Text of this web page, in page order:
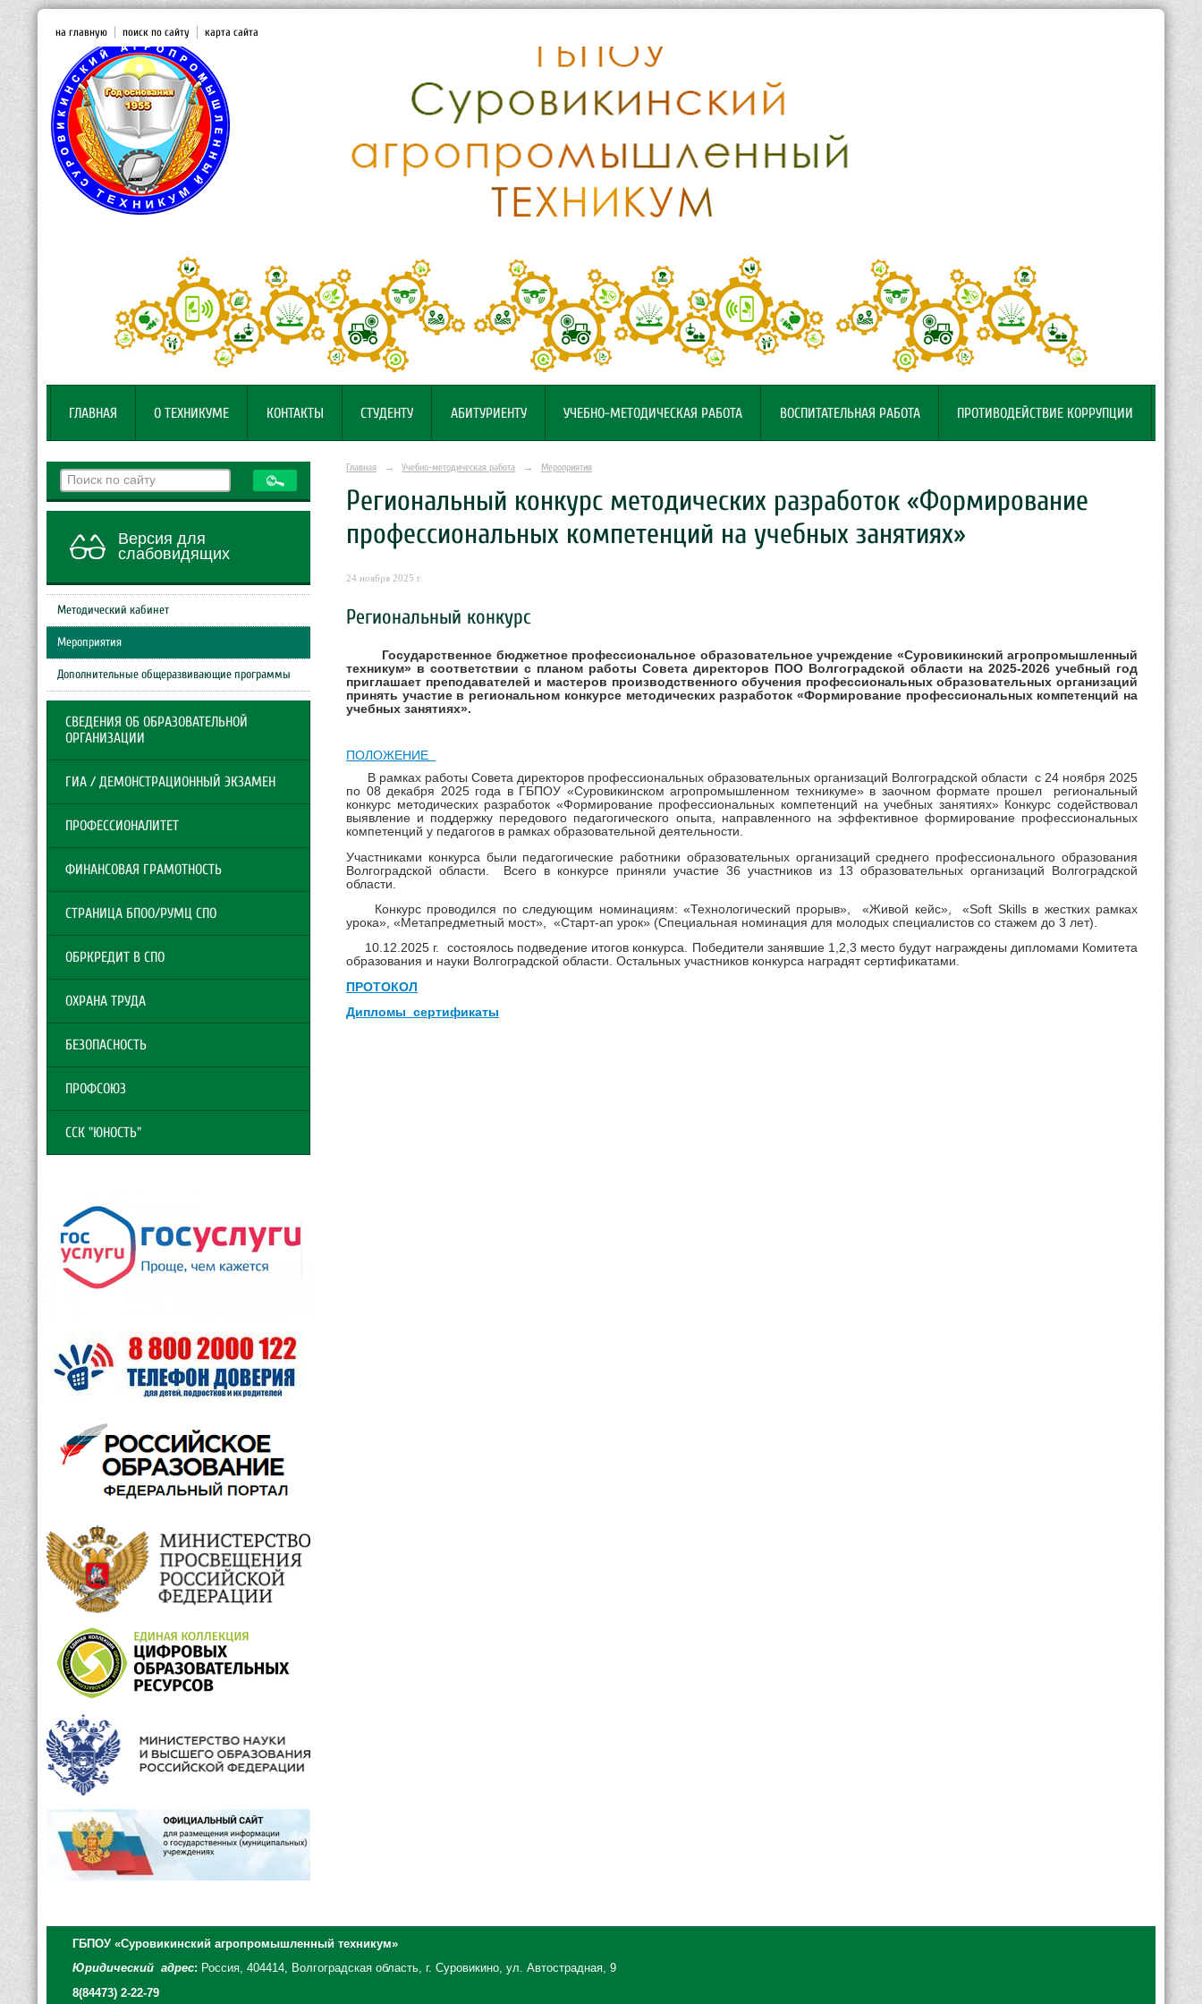
на главную поиск по сайту карта сайта
ГЛАВНАЯ О ТЕХНИКУМЕ КОНТАКТЫ СТУДЕНТУ АБИТУРИЕНТУ УЧЕБНО-МЕТОДИЧЕСКАЯ РАБОТА ВОСПИТАТЕЛЬНАЯ РАБОТА ПРОТИВОДЕЙСТВИЕ КОРРУПЦИИ
Версия для
слабовидящих
Методический кабинет
Мероприятия
Дополнительные общеразвивающие программы
СВЕДЕНИЯ ОБ ОБРАЗОВАТЕЛЬНОЙ
ОРГАНИЗАЦИИ
ГИА / ДЕМОНСТРАЦИОННЫЙ ЭКЗАМЕН
ПРОФЕССИОНАЛИТЕТ
ФИНАНСОВАЯ ГРАМОТНОСТЬ
СТРАНИЦА БПОО/РУМЦ СПО
ОБРКРЕДИТ В СПО
ОХРАНА ТРУДА
БЕЗОПАСНОСТЬ
ПРОФСОЮЗ
ССК "ЮНОСТЬ"
Главная → Учебно-методическая работа → Мероприятия
Региональный конкурс методических разработок «Формирование
профессиональных компетенций на учебных занятиях»
24 ноября 2025 г.
Региональный конкурс
Государственное бюджетное профессиональное образовательное учреждение «Суровикинский агропромышленный
техникум» в соответствии с планом работы Совета директоров ПОО Волгоградской области на 2025-2026 учебный год
приглашает преподавателей и мастеров производственного обучения профессиональных образовательных организаций
принять участие в региональном конкурсе методических разработок «Формирование профессиональных компетенций на
учебных занятиях».
ПОЛОЖЕНИЕ
В рамках работы Совета директоров профессиональных образовательных организаций Волгоградской области с 24 ноября 2025
по 08 декабря 2025 года в ГБПОУ «Суровикинском агропромышленном техникуме» в заочном формате прошел региональный
конкурс методических разработок «Формирование профессиональных компетенций на учебных занятиях» Конкурс содействовал
выявление и поддержку передового педагогического опыта, направленного на эффективное формирование профессиональных
компетенций у педагогов в рамках образовательной деятельности.
Участниками конкурса были педагогические работники образовательных организаций среднего профессионального образования
Волгоградской области. Всего в конкурсе приняли участие 36 участников из 13 образовательных организаций Волгоградской
области.
Конкурс проводился по следующим номинациям: «Технологический прорыв», «Живой кейс», «Soft Skills в жестких рамках
урока», «Метапредметный мост», «Старт-ап урок» (Специальная номинация для молодых специалистов со стажем до 3 лет).
10.12.2025 г. состоялось подведение итогов конкурса. Победители занявшие 1,2,3 место будут награждены дипломами Комитета
образования и науки Волгоградской области. Остальных участников конкурса наградят сертификатами.
ПРОТОКОЛ
Дипломы_сертификаты
ГБПОУ «Суровикинский агропромышленный техникум»
Юридический адрес: Россия, 404414, Волгоградская область, г. Суровикино, ул. Автострадная, 9
8(84473) 2-22-79